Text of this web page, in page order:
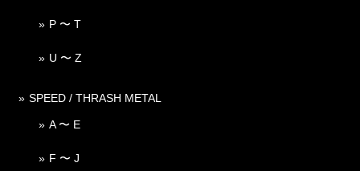
P 〜 T
U 〜 Z
SPEED / THRASH METAL
A 〜 E
F 〜 J